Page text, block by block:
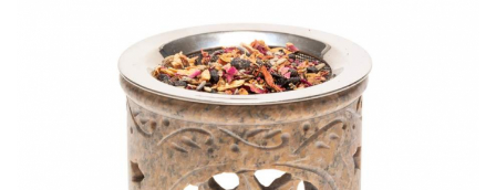
Imbracaminte
Produse pentru casa
Idei pentru casa
Prosoape bucatarie